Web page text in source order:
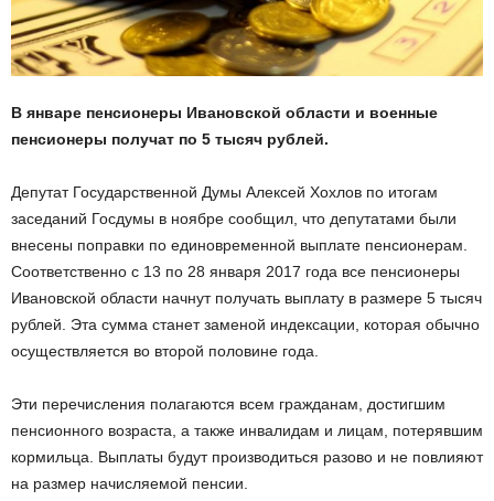
В январе пенсионеры Ивановской области и военные
пенсионеры получат по 5 тысяч рублей.
Депутат Государственной Думы Алексей Хохлов по итогам
заседаний Госдумы в ноябре сообщил, что депутатами были
внесены поправки по единовременной выплате пенсионерам.
Соответственно с 13 по 28 января 2017 года все пенсионеры
Ивановской области начнут получать выплату в размере 5 тысяч
рублей. Эта сумма станет заменой индексации, которая обычно
осуществляется во второй половине года.
Эти перечисления полагаются всем гражданам, достигшим
пенсионного возраста, а также инвалидам и лицам, потерявшим
кормильца. Выплаты будут производиться разово и не повлияют
на размер начисляемой пенсии.